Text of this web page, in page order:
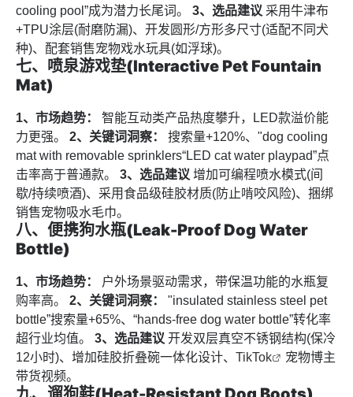
cooling pool”成为潜力长尾词。 3、选品建议 采用牛津布
+TPU涂层(耐磨防漏)、开发圆形/方形多尺寸(适配不同犬
种)、配套销售宠物戏水玩具(如浮球)。
七、喷泉游戏垫(Interactive Pet Fountain
Mat)
1、市场趋势：
智能互动类产品热度攀升，LED款溢价能
力更强。 2、关键词洞察：
搜索量+120%、"dog cooling
mat with removable sprinklers“LED cat water playpad”点
击率高于普通款。 3、选品建议 增加可编程喷水模式(间
歇/持续喷酒)、采用食品级硅胶材质(防止啃咬风险)、捆绑
销售宠物吸水毛巾。
八、便携狗水瓶(Leak-Proof Dog Water
Bottle)
1、市场趋势：
户外场景驱动需求，带保温功能的水瓶复
购率高。 2、关键词洞察：
"insulated stainless steel pet
bottle”搜索量+65%、“hands-free dog water bottle”转化率
超行业均值。 3、选品建议 开发双层真空不锈钢结构(保冷
12小时)、增加硅胶折叠碗一体化设计、 TikTok
宠物博主
带货视频。